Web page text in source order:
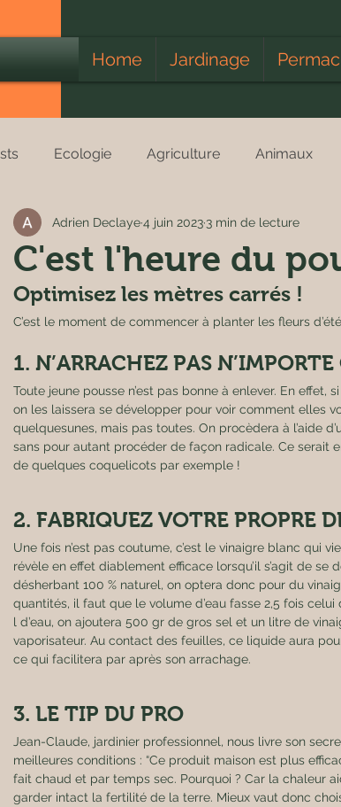
Home Jardinage
Ecologie Agriculture Animaux
Engrais Events Fleurs
atypiques Hiver Humour Insecte
Pisciculture Plantes Potager
Sols
C'est l'heure du
Adrien Declaye4 juin 2023 3 min de lecture
Optimisez les mètres carrés !
C’est le moment de commencer à planter les fleurs
1. N’ARRACHEZ PAS
Toute jeune pousse n’est pas bonne à enlever. En
on les laissera se développer pour voir comment elles
quelquesunes, mais pas toutes. On procèdera à l’aide
sans pour autant procéder de façon radicale. Ce serait
de quelques coquelicots par exemple !
2. FABRIQUEZ VOTRE PROPRE
Une fois n’est pas coutume, c’est le vinaigre blanc qui
révèle en effet diablement efficace lorsqu’il s’agit de se
désherbant 100 % naturel, on optera donc pour du
quantités, il faut que le volume d’eau fasse 2,5 fois
l d’eau, on ajoutera 500 gr de gros sel et un litre de
vaporisateur. Au contact des feuilles, ce liquide aura
ce qui facilitera par après son arrachage.
3. LE TIP DU PRO
Jean-Claude, jardinier professionnel, nous livre son
meilleures conditions : “Ce produit maison est plus
fait chaud et par temps sec. Pourquoi ? Car la chaleur
garder intact la fertilité de la terre. Mieux vaut donc